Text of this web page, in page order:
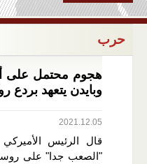
حرب
وبايدن يتعهد بردع
2021.12.05
قال الرئيس
"الصعب جدا" على